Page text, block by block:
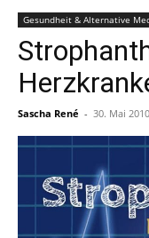
Gesundheit & Alternative
Sascha René - 30. Mai 2010